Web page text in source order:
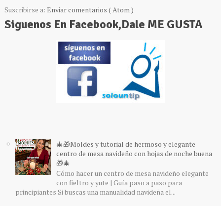
Suscribirse a: Enviar comentarios ( Atom )
Siguenos En Facebook,Dale ME GUSTA
🎄🎁Moldes y tutorial de hermoso y elegante
centro de mesa navideño con hojas de noche buena
🎁🎄
Cómo hacer un centro de mesa navideño elegante
con fieltro y yute | Guía paso a paso para
principiantes Si buscas una manualidad navideña el...